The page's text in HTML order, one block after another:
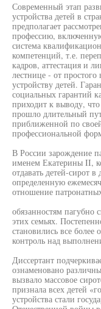
Современный этап
устройства детей в
предполагает
профессию,
система
компетенций, т.е.
кадров, аттестация и
лестнице - от
устройству детей.
социальных гарантий
приходит к выводу,
прошло длительный
приближенной по
профессиональной
В России зарождение
именем Екатерины II,
отдавать детей-сирот в
определенную
отношение
обязанностям пагубно
этих семьях.
становились все
контроль над
Диссертант
ознаменовано
вызвало массовое
признала всех детей
устройства стали